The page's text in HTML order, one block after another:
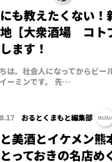
も教えたくない！
【大衆酒場 コト
ます！
は。社会人になってからビー
ーミンです。 先…
おるとくまもと編集部
美酒とイケメン熊
っておきの名店め